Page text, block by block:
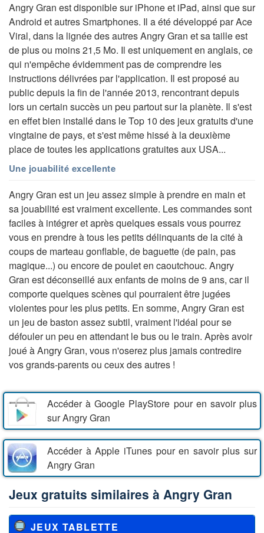
Angry Gran est disponible sur iPhone et iPad, ainsi que sur
Android et autres Smartphones. Il a été développé par Ace
Viral, dans la lignée des autres Angry Gran et sa taille est
de plus ou moins 21,5 Mo. Il est uniquement en anglais, ce
qui n'empêche évidemment pas de comprendre les
instructions délivrées par l'application. Il est proposé au
public depuis la fin de l'année 2013, rencontrant depuis
lors un certain succès un peu partout sur la planète. Il s'est
en effet bien installé dans le Top 10 des jeux gratuits d'une
vingtaine de pays, et s'est même hissé à la deuxième
place de toutes les applications gratuites aux USA...
Une jouabilité excellente
Angry Gran est un jeu assez simple à prendre en main et
sa jouabilité est vraiment excellente. Les commandes sont
faciles à intégrer et après quelques essais vous pourrez
vous en prendre à tous les petits délinquants de la cité à
coups de marteau gonflable, de baguette (de pain, pas
magique...) ou encore de poulet en caoutchouc. Angry
Gran est déconseillé aux enfants de moins de 9 ans, car il
comporte quelques scènes qui pourraient être jugées
violentes pour les plus petits. En somme, Angry Gran est
un jeu de baston assez subtil, vraiment l'idéal pour se
défouler un peu en attendant le bus ou le train. Après avoir
joué à Angry Gran, vous n'oserez plus jamais contredire
vos grands-parents ou ceux des autres !
Accéder à Google PlayStore pour en savoir plus
sur Angry Gran
Accéder à Apple iTunes pour en savoir plus sur
Angry Gran
Jeux gratuits similaires à Angry Gran
JEUX TABLETTE